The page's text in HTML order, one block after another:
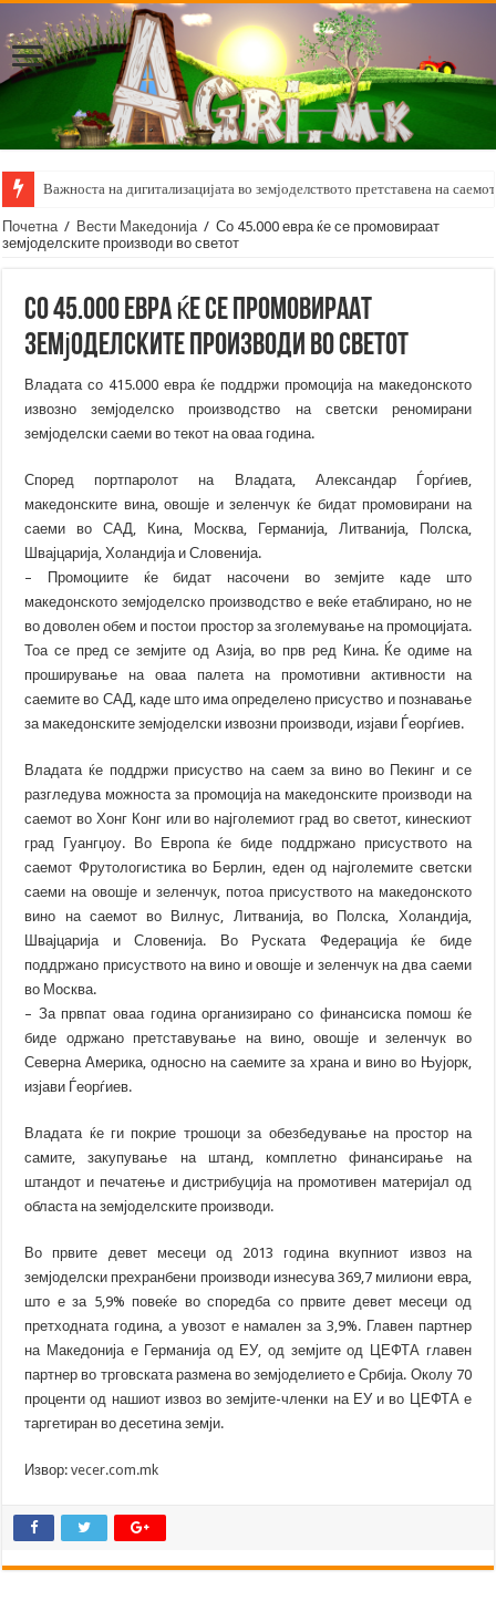
Важноста на дигитализацијата во земјоделството претставена на
Почетна / Вести Македонија / Со 45.000 евра ќе се промовираат
земјоделските производи во светот
Со 45.000 евра ќе се промовираат
земјоделските производи во светот
Владата со 415.000 евра ќе поддржи промоција на македонското
извозно земјоделско производство на светски реномирани
земјоделски саеми во текот на оваа година.
Според портпаролот на Владата, Александар Ѓорѓиев,
македонските вина, овошје и зеленчук ќе бидат промовирани на
саеми во САД, Кина, Москва, Германија, Литванија, Полска,
Швајцарија, Холандија и Словенија.
– Промоциите ќе бидат насочени во земјите каде што
македонското земјоделско производство е веќе етаблирано, но не
во доволен обем и постои простор за зголемување на промоцијата.
Тоа се пред се земјите од Азија, во прв ред Кина. Ќе одиме на
проширување на оваа палета на промотивни активности на
саемите во САД, каде што има определено присуство и познавање
за македонските земјоделски извозни производи, изјави Ѓеорѓиев.
Владата ќе поддржи присуство на саем за вино во Пекинг и се
разгледува можноста за промоција на македонските производи на
саемот во Хонг Конг или во најголемиот град во светот, кинескиот
град Гуангџоу. Во Европа ќе биде поддржано присуството на
саемот Фрутологистика во Берлин, еден од најголемите светски
саеми на овошје и зеленчук, потоа присуството на македонското
вино на саемот во Вилнус, Литванија, во Полска, Холандија,
Швајцарија и Словенија. Во Руската Федерација ќе биде
поддржано присуството на вино и овошје и зеленчук на два саеми
во Москва.
– За првпат оваа година организирано со финансиска помош ќе
биде одржано претставување на вино, овошје и зеленчук во
Северна Америка, односно на саемите за храна и вино во Њујорк,
изјави Ѓеорѓиев.
Владата ќе ги покрие трошоци за обезбедување на простор на
самите, закупување на штанд, комплетно финансирање на
штандот и печатење и дистрибуција на промотивен материјал од
областа на земјоделските производи.
Во првите девет месеци од 2013 година вкупниот извоз на
земјоделски прехранбени производи изнесува 369,7 милиони евра,
што е за 5,9% повеќе во споредба со првите девет месеци од
претходната година, а увозот е намален за 3,9%. Главен партнер
на Македонија е Германија од ЕУ, од земјите од ЦЕФТА главен
партнер во трговската размена во земјоделието е Србија. Околу 70
проценти од нашиот извоз во земјите-членки на ЕУ и во ЦЕФТА е
таргетиран во десетина земји.
Извор:vecer.com.mk